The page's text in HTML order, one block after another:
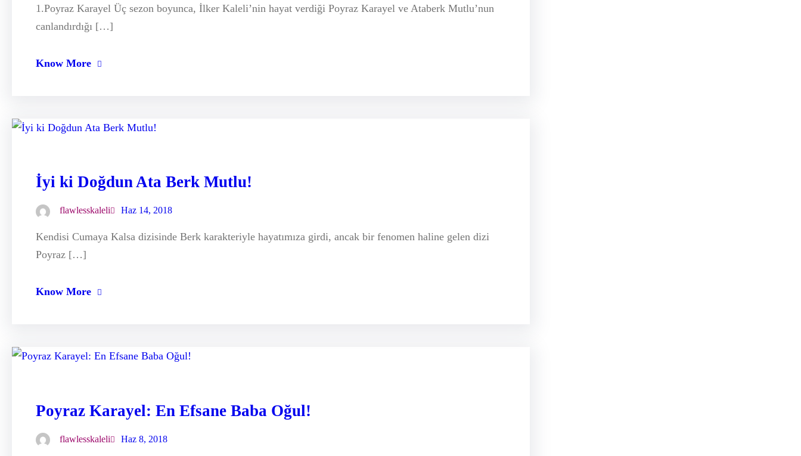
1.Poyraz Karayel Üç sezon boyunca, İlker Kaleli’nin hayat verdiği Poyraz Karayel ve Ataberk Mutlu’nun
canlandırdığı […]
Know More
İyi ki Doğdun Ata Berk Mutlu!
flawlesskaleli Haz 14, 2018
Kendisi Cumaya Kalsa dizisinde Berk karakteriyle hayatımıza girdi, ancak bir fenomen haline gelen dizi
Poyraz […]
Know More
Poyraz Karayel: En Efsane Baba Oğul!
flawlesskaleli Haz 8, 2018